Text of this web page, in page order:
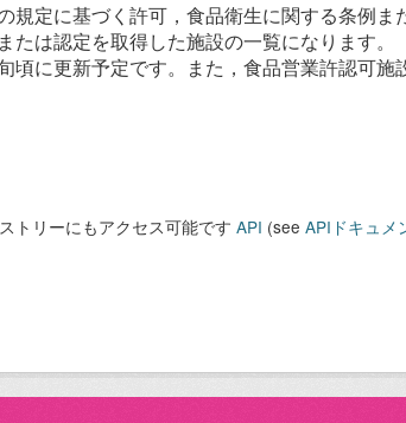
規定に基づく許可，食品衛生に関する条例
たは認定を取得した施設の一覧になります
頃に更新予定です。また，食品営業許認可
トリーにもアクセス可能です API (see APIドキュメ